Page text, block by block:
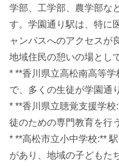
学部、工学部、農学部な
す。学園通り駅は、特に
ャンパスへのアクセスが
地域住民の憩いの場とし
* **香川県立高松南高等
で、多くの生徒が学園通
* **香川県立聴覚支援学
徒のための専門教育を行
* **高松市立小中学校:**
があり、地域の子どもた